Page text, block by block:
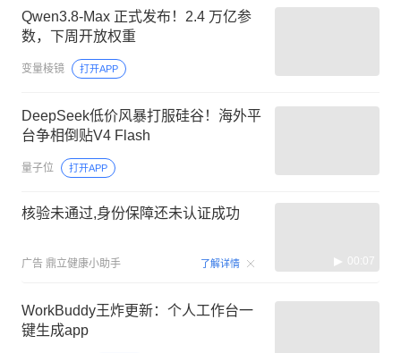
Qwen3.8-Max 正式发布！2.4 万亿参
数，下周开放权重
变量棱镜 打开APP
DeepSeek低价风暴打服硅谷！海外平
台争相倒贴V4 Flash
量子位 打开APP
核验未通过,身份保障还未认证成功
广告 鼎立健康小助手 了解详情 00:07
WorkBuddy王炸更新：个人工作台一
键生成app